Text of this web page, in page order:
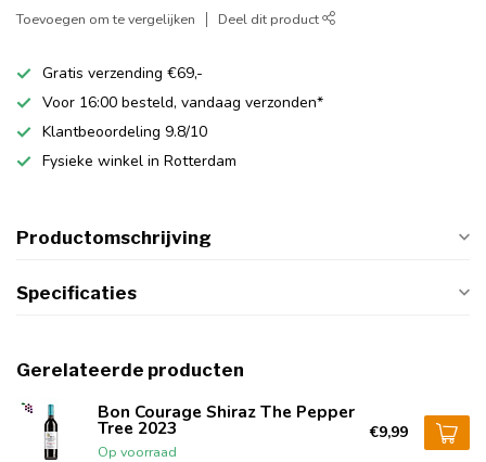
Toevoegen om te vergelijken Deel dit product
Gratis verzending €69,-
Voor 16:00 besteld, vandaag verzonden*
Klantbeoordeling 9.8/10
Fysieke winkel in Rotterdam
Productomschrijving
Specificaties
Gerelateerde producten
Bon Courage Shiraz The Pepper
Tree 2023
Op voorraad
€9,99